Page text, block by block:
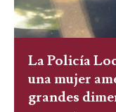
La Policía
una mujer
grandes